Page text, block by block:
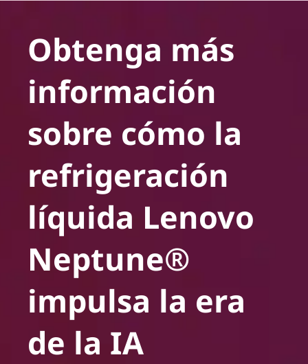
Obtenga más
información
sobre cómo la
refrigeración
líquida Lenovo
Neptune®
impulsa la era
de la IA